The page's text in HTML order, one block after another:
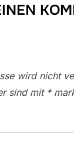
wird nicht
sind mit *